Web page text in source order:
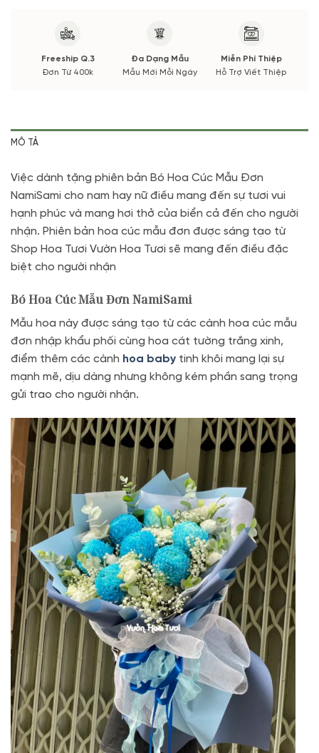
Freeship Q.3
Đơn Từ 400k
Đa Dạng Mẫu
Mẫu Mới Mỗi Ngày
Miễn Phí Thiệp
Hỗ Trợ Viết Thiệp
MÔ TẢ
Việc dành tặng phiên bản Bó Hoa Cúc Mẫu Đơn
NamiSami cho nam hay nữ điều mang đến sự tươi vui
hạnh phúc và mang hơi thở của biển cả đến cho người
nhận. Phiên bản hoa cúc mẫu đơn được sáng tạo từ
Shop Hoa Tươi Vườn Hoa Tươi sẽ mang đến điều đặc
biệt cho người nhận
Bó Hoa Cúc Mẫu Đơn NamiSami
Mẫu hoa này được sáng tạo từ các cành hoa cúc mẫu
đơn nhập khẩu phối cùng hoa cát tường trắng xinh,
điểm thêm các cành hoa baby tinh khôi mang lại sự
mạnh mẽ, dịu dàng nhưng không kém phần sang trọng
gửi trao cho người nhận.